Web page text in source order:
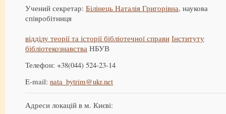
Учений секретар: Білінець Наталія Григорівна, наукова
співробітниця
відділу теорії та історії бібліотечної справи Інституту
бібліотекознавства НБУВ
Телефон: +38(044) 524-23-14
E-mail: nata_bytrim@ukr.net
Адреси локацій в м. Києві: